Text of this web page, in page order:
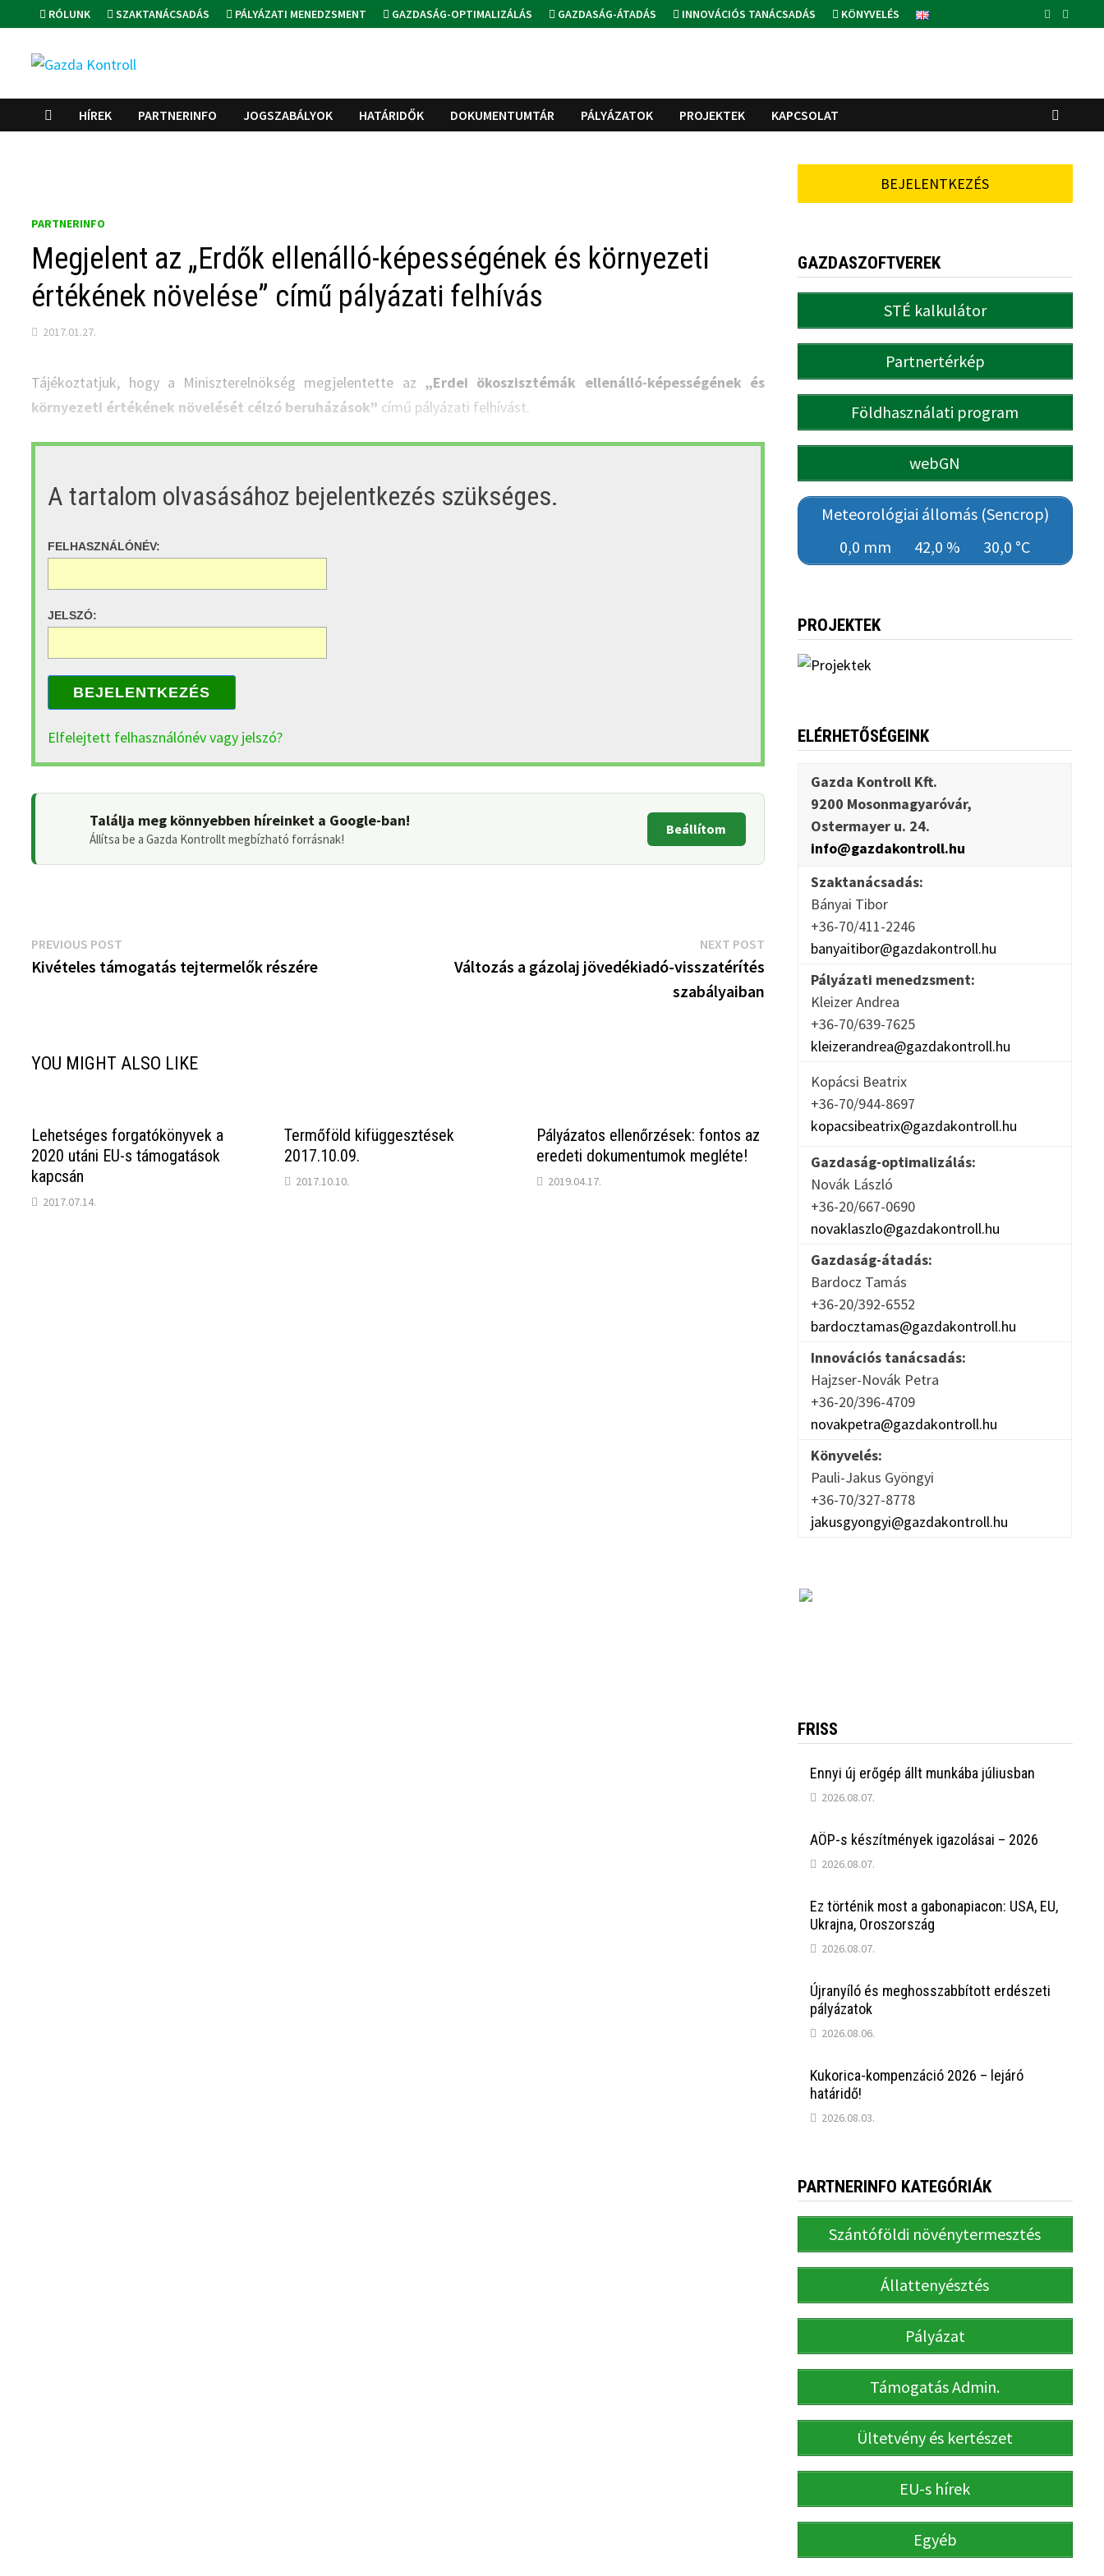
to
content
RÓLUNK SZAKTANÁCSADÁS PÁLYÁZATI MENEDZSMENT GAZDASÁG-OPTIMALIZÁLÁS GAZDASÁG-ÁTADÁS INNOVÁCIÓS TANÁCSADÁS KÖNYVELÉS
HÍREK PARTNERINFO JOGSZABÁLYOK HATÁRIDŐK DOKUMENTUMTÁR PÁLYÁZATOK PROJEKTEK KAPCSOLAT
PARTNERINFO
Megjelent az „Erdők ellenálló-képességének és környezeti
értékének növelése” című pályázati felhívás
2017.01.27.
Tájékoztatjuk, hogy a Miniszterelnökség megjelentette az „Erdei ökoszisztémák ellenálló-képességének és
környezeti értékének növelését célzó beruházások” című pályázati felhívást.
A tartalom olvasásához bejelentkezés szükséges.
FELHASZNÁLÓNÉV:
JELSZÓ:
BEJELENTKEZÉS
Elfelejtett felhasználónév vagy jelszó?
Találja meg könnyebben híreinket a Google-ban!
Állítsa be a Gazda Kontrollt megbízható forrásnak!
Beállítom
Bejegyzés
navigáció
PREVIOUS POST
post:
Kivételes támogatás tejtermelők részére
NEXT POSTNext
post:
Változás a gázolaj jövedékiadó-visszatérítés
szabályaiban
YOU MIGHT ALSO LIKE
Lehetséges forgatókönyvek a
2020 utáni EU-s támogatások
kapcsán
2017.07.14.
Termőföld kifüggesztések
2017.10.09.
2017.10.10.
Pályázatos ellenőrzések: fontos az
eredeti dokumentumok megléte!
2019.04.17.
BEJELENTKEZÉS
GAZDASZOFTVEREK
STÉ kalkulátor
Partnertérkép
Földhasználati program
webGN
Meteorológiai állomás (Sencrop)
0,0 mm
42,0 % 30,0 °C
PROJEKTEK
ELÉRHETŐSÉGEINK
Gazda Kontroll Kft.
9200 Mosonmagyaróvár,
Ostermayer u. 24.
info@gazdakontroll.hu
Szaktanácsadás:
Bányai Tibor
+36-70/411-2246
banyaitibor@gazdakontroll.hu
Pályázati menedzsment:
Kleizer Andrea
+36-70/639-7625
kleizerandrea@gazdakontroll.hu
Kopácsi Beatrix
+36-70/944-8697
kopacsibeatrix@gazdakontroll.hu
Gazdaság-optimalizálás:
Novák László
+36-20/667-0690
novaklaszlo@gazdakontroll.hu
Gazdaság-átadás:
Bardocz Tamás
+36-20/392-6552
bardocztamas@gazdakontroll.hu
Innovációs tanácsadás:
Hajzser-Novák Petra
+36-20/396-4709
novakpetra@gazdakontroll.hu
Könyvelés:
Pauli-Jakus Gyöngyi
+36-70/327-8778
jakusgyongyi@gazdakontroll.hu
FRISS
Ennyi új erőgép állt munkába júliusban
2026.08.07.
AÖP-s készítmények igazolásai – 2026
2026.08.07.
Ez történik most a gabonapiacon: USA, EU,
Ukrajna, Oroszország
2026.08.07.
Újranyíló és meghosszabbított erdészeti
pályázatok
2026.08.06.
Kukorica-kompenzáció 2026 – lejáró
határidő!
2026.08.03.
PARTNERINFO KATEGÓRIÁK
Szántóföldi növénytermesztés
Állattenyésztés
Pályázat
Támogatás Admin.
Ültetvény és kertészet
EU-s hírek
Egyéb